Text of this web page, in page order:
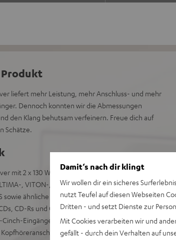
Produkt
liefert mehr Leistung, mehr Anschluss- und mehr
Dennoch konnten wir die Abmessungen
den Klang behutsam verfeinern. Freue dich auf
Schätze.
mit 2 x 130 Watt an 4 Ohm bei 1 % THD
, VITON-, LT-, COLUMA-, CONSONO- SYSTEM-
sowie ähnliche Modelle
CD-Rs und CD-RWs
Cinch-Eingänge, optischer Digitaleingang, USB-C-
Damit‘s nach dir klingt
Wir wollen dir ein sicheres
nutzt Teufel auf diesen Webseiten
Dritten - und setzt Dienste zur
Mit Cookies verarbeiten wir und
gefällt - durch dein Verhalten auf